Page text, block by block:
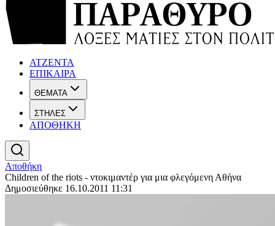
ΑΤΖΕΝΤΑ
ΕΠΙΚΑΙΡΑ
ΘΕΜΑΤΑ
ΣΤΗΛΕΣ
ΑΠΟΘΗΚΗ
Αποθήκη
Children of the riots - ντοκιμαντέρ για μια φλεγόμενη Αθήνα
Δημοσιεύθηκε 16.10.2011 11:31